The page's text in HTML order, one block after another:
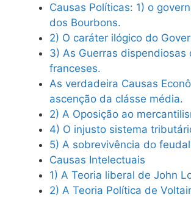
Causas Políticas: 1) o
dos Bourbons.
2) O caráter ilógico do
3) As Guerras dispendiosas
franceses.
As verdadeira Causas
ascenção da clásse média.
2) A Oposição ao
4) O injusto sistema
5) A sobrevivência do
Causas Intelectuais
1) A Teoria liberal de John
2) A Teoria Política de